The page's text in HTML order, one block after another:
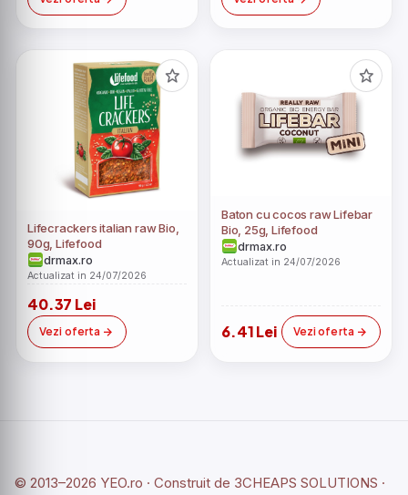
Lifecrackers italian raw Bio,
90g, Lifefood
drmax.ro
Actualizat in 24/07/2026
40.37 Lei
Vezi oferta
Baton cu cocos raw Lifebar
Bio, 25g, Lifefood
drmax.ro
Actualizat in 24/07/2026
6.41 Lei Vezi oferta
© 2013–2026 YEO.ro · Construit de 3CHEAPS SOLUTIONS ·